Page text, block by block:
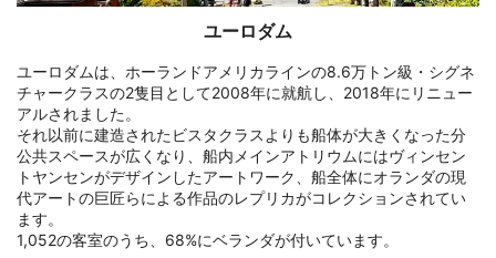
ユーロダム
ユーロダムは、ホーランドアメリカラインの8.6万トン級・シグネ
チャークラスの2隻目として2008年に就航し、2018年にリニュー
アルされました。
それ以前に建造されたビスタクラスよりも船体が大きくなった分
公共スペースが広くなり、船内メインアトリウムにはヴィンセン
トヤンセンがデザインしたアートワーク、船全体にオランダの現
代アートの巨匠らによる作品のレプリカがコレクションされてい
ます。
1,052の客室のうち、68%にベランダが付いています。